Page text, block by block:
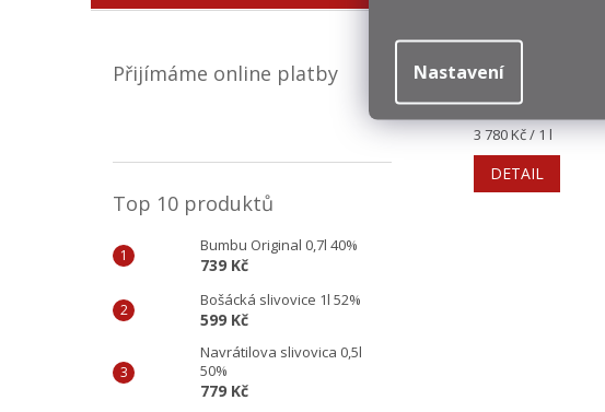
Nastavení
Přijímáme online platby
Top 10 produktů
Bumbu Original 0,7l 40%
739 Kč
Bošácká slivovice 1l 52%
599 Kč
Navrátilova slivovica 0,5l
50%
779 Kč
Chivas Regal XV
189 Kč
Měrná
cena:
3 780 Kč / 1 l
DETAIL